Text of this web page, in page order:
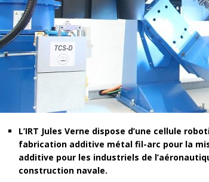
L’IRT Jules Verne dispose d’une cellule
fabrication additive métal fil-arc pour la
additive pour les industriels de
construction navale.